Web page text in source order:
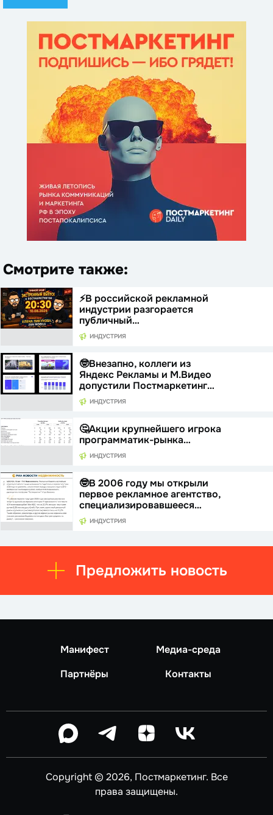
Смотрите также:
⚡️В российской рекламной
индустрии разгорается
публичный…
ИНДУСТРИЯ
🤓Внезапно, коллеги из
Яндекс Рекламы и М.Видео
допустили Постмаркетинг…
ИНДУСТРИЯ
🤔Акции крупнейшего игрока
программатик-рынка…
ИНДУСТРИЯ
🤓В 2006 году мы открыли
первое рекламное агентство,
специализировавшееся…
ИНДУСТРИЯ
Предложить новость
Манифест
Медиа-среда
Партнёры
Контакты
Copyright © 2026, Постмаркетинг. Все
права защищены.